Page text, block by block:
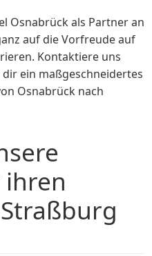
Osnabrück als Partner an
auf die Vorfreude auf
Kontaktiere uns
ein maßgeschneidertes
Osnabrück nach